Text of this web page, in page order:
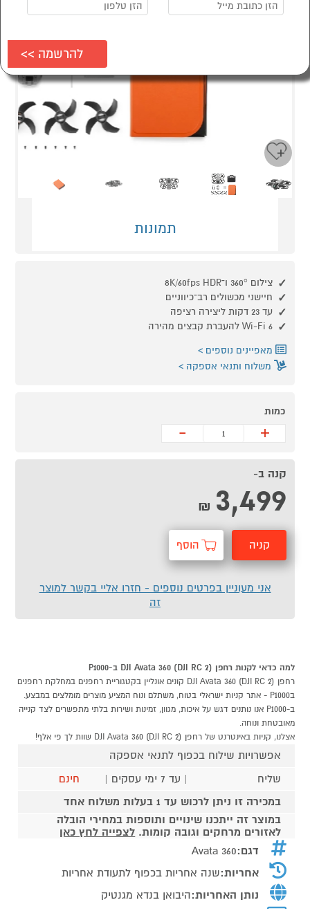
Previous
Next
תמונות
צילום 360° ו־8K/60fps HDR
חיישני מכשולים רב־כיווניים
עד 23 דקות ליצירה רציפה
Wi-Fi 6 להעברת קבצים מהירה
מאפיינים נוספים
משלוח ותנאי אספקה
כמות
+
-
קנה ב-
3,499
₪
קניה הוסף
אני מעוניין בפרטים נוספים - חזרו אליי בקשר למוצר
זה
למה כדאי לקנות רחפן DJI Avata 360 (DJI RC 2) ב-P1000
רחפן DJI Avata 360 (DJI RC 2) קונים אונליין בקטגוריית רחפנים במחלקת רחפנים
בP1000 - אתר קניות ישראלי בטוח, משתלם ונוח המציע מוצרים מומלצים במבצע.
ב-P1000 אנו נותנים דגש על איכות, מגוון, זמינות ושירות בלתי מתפשרים לצד קנייה
מאובטחת ונוחה.
אצלנו, קניות באינטרנט של רחפן DJI Avata 360 (DJI RC 2) שוות לך פי אלף!
אפשרויות שילוח בכפוף לתנאי אספקה
שליח
| עד 7 ימי עסקים |
חינם
במכירה זו ניתן לרכוש עד 1 בעלות משלוח אחד
במוצר זה ייתכנו שינויים ותוספות במחירי הובלה
לאזורים מרחקים וגובה קומות. לצפייה לחץ כאן
דגם:Avata 360
אחריות:שנה אחריות בכפוף לתעודת אחריות
נותן האחריות:היבואן בנדא מגנטיק